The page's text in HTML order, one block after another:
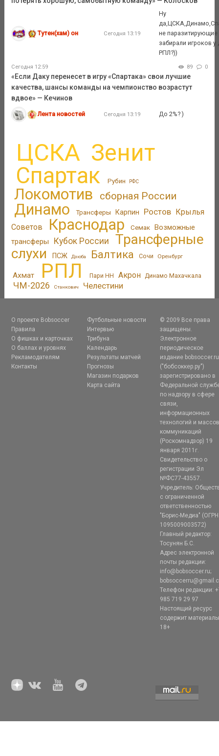
Тутен(хам) он Сегодня 13:19
Ну
не паразитирующие
забирали игроков у
РПЛ?))
Сегодня 12:59 89 0
«Если Даку перенесет в игру «Спартака» свои лучшие
качества, шансы команды на чемпионство возрастут
вдвое» — Кечинов
Лента новостей Сегодня 13:19 До 2%? )
ЦСКА Зенит
Спартак Рубин РФС
Локомотив сборная России
Динамо Трансферы Карпин Ростов Крылья
Советов
Краснодар Семак Возможные
трансферы
Кубок России
Трансферные
слухи
ПСЖ Дзюба Балтика Сочи Оренбург
Ахмат РПЛ Пари НН Акрон Динамо Махачкала
ЧМ-2026 Станкович Челестини
О проекте Bobsoccer
Правила
О фишках и карточках
О баллах и уровнях
Рекламодателям
Контакты
Футбольные новости
Интервью
Трибуна
Календарь
Результаты матчей
Прогнозы
Магазин подарков
Карта сайта
© 2009 Все права
защищены.
Электронное
периодическое
издание bobsoccer.ru
("бобсоккер.ру")
зарегистрировано в
Федеральной
по надзору в сфере
связи,
информационных
технологий и
коммуникаций
(Роскомнадзор) 19
января 2011г.
Свидетельство о
регистрации Эл
№ФС77-43557.
Учредитель:
с ограниченной
ответственностью
"Борис-Медиа" (ОГРН
1095009003572)
Главный редактор:
Тосунян Б.С.
Адрес электронной
почты редакции:
info@bobsoccer.ru;
Телефон редакции:
985 719 29 97
Настоящий ресурс
содержит
18+